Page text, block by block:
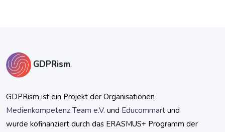
GDPRism.
GDPRism ist ein Projekt der Organisationen
Medienkompetenz Team e.V. und Educommart und
wurde kofinanziert durch das ERASMUS+ Programm der